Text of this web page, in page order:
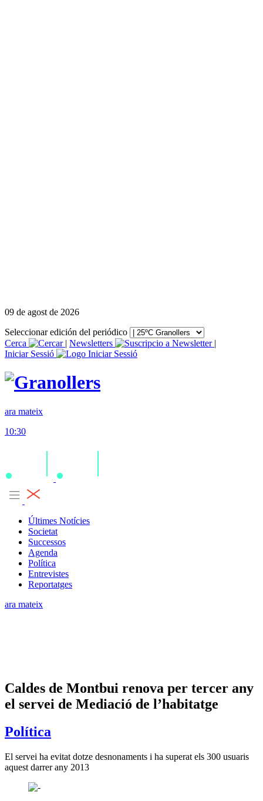
09 de agost de 2026
Seleccionar edición del periódico
Cerca
| Newsletters
|
Iniciar Sessió
ara mateix
10:30
Últimes Notícies
Societat
Successos
Agenda
Política
Entrevistes
Reportatges
ara mateix
Caldes de Montbui renova per tercer any
el servei de Mediació de l’habitatge
Política
El servei ha evitat dotze desnonaments i ha superat els 300 usuaris
aquest darrer any 2013